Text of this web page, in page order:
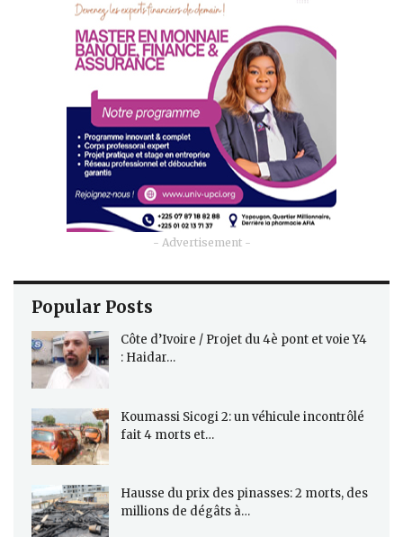
- Advertisement -
Popular Posts
Côte d’Ivoire / Projet du 4è pont et voie Y4
: Haidar…
Koumassi Sicogi 2: un véhicule incontrôlé
fait 4 morts et…
Hausse du prix des pinasses: 2 morts, des
millions de dégâts à…